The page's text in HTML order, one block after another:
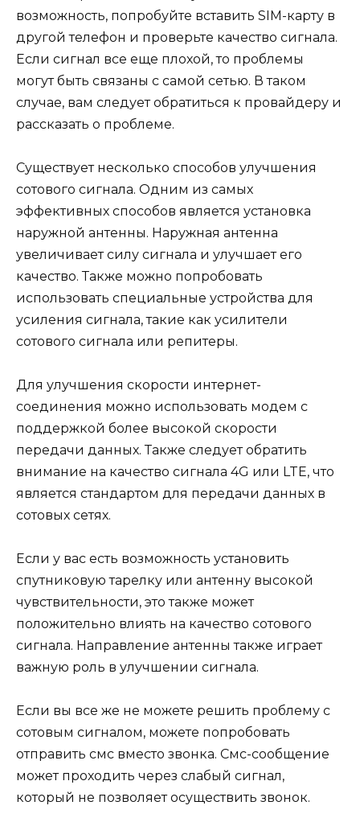
возможность, попробуйте вставить SIM-карту в
другой телефон и проверьте качество сигнала.
Если сигнал все еще плохой, то проблемы
могут быть связаны с самой сетью. В таком
случае, вам следует обратиться к провайдеру и
рассказать о проблеме.
Существует несколько способов улучшения
сотового сигнала. Одним из самых
эффективных способов является установка
наружной антенны. Наружная антенна
увеличивает силу сигнала и улучшает его
качество. Также можно попробовать
использовать специальные устройства для
усиления сигнала, такие как усилители
сотового сигнала или репитеры.
Для улучшения скорости интернет-
соединения можно использовать модем с
поддержкой более высокой скорости
передачи данных. Также следует обратить
внимание на качество сигнала 4G или LTE, что
является стандартом для передачи данных в
сотовых сетях.
Если у вас есть возможность установить
спутниковую тарелку или антенну высокой
чувствительности, это также может
положительно влиять на качество сотового
сигнала. Направление антенны также играет
важную роль в улучшении сигнала.
Если вы все же не можете решить проблему с
сотовым сигналом, можете попробовать
отправить смс вместо звонка. Смс-сообщение
может проходить через слабый сигнал,
который не позволяет осуществить звонок.